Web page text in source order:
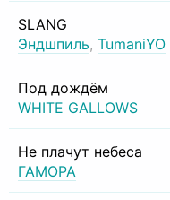
SLANG
Эндшпиль, TumaniYO
Под дождём
WHITE GALLOWS
Не плачут небеса
ГАМОРА